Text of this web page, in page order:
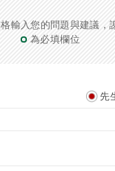
輸入您的問題與建議，
為必填欄位
先